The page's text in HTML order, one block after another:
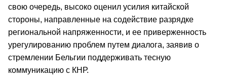
свою очередь, высоко оценил усилия китайской
стороны, направленные на содействие разрядке
региональной напряженности, и ее приверженность
урегулированию проблем путем диалога, заявив о
стремлении Бельгии поддерживать тесную
коммуникацию с КНР.